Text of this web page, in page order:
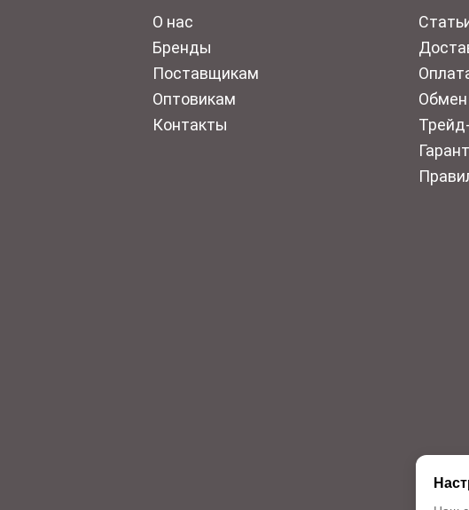
О нас
Бренды
Поставщикам
Оптовикам
Контакты
Обмен